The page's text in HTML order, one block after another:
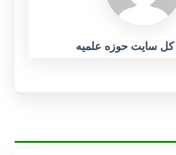
کل سایت حوزه علمیه